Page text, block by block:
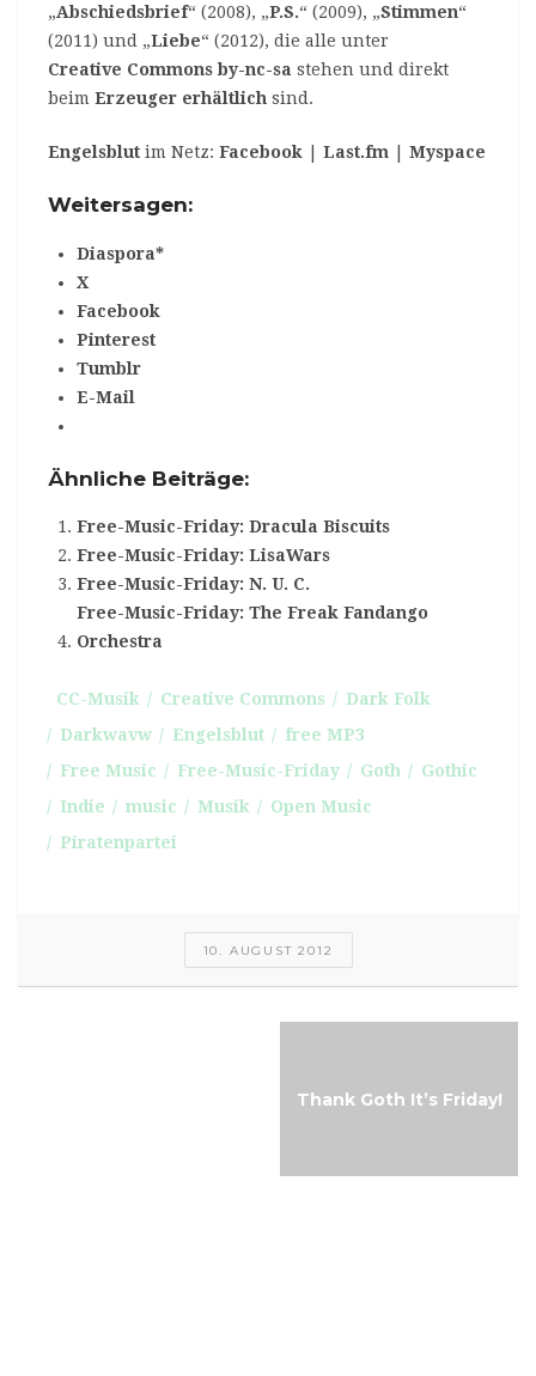
„Abschiedsbrief“ (2008), „P.S.“ (2009), „Stimmen“
(2011) und „Liebe“ (2012), die alle unter
Creative Commons by-nc-sa stehen und direkt
beim Erzeuger erhältlich sind.
Engelsblut im Netz: Facebook Last.fm Myspace
Weitersagen:
Diaspora*
X
Facebook
Pinterest
Tumblr
E-Mail
Ähnliche Beiträge:
Free-Music-Friday: Dracula Biscuits
Free-Music-Friday: LisaWars
Free-Music-Friday: N. U. C.
Free-Music-Friday: The Freak Fandango
Orchestra
CC-Musik Creative Commons
Dark Folk
Darkwavw
Engelsblut
free MP3
Free Music
Free-Music-Friday Goth
Gothic
Indie
music Musik
Open Music
Piratenpartei
10. AUGUST 2012
Thank Goth It’s Friday!